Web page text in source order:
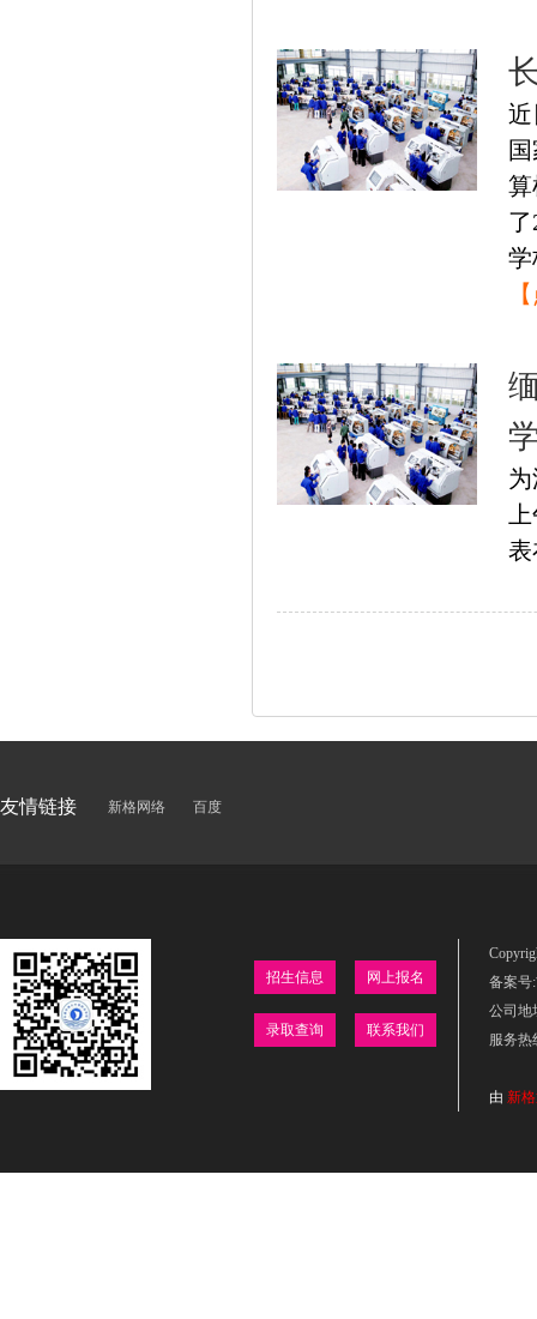
近
算
学
上
表
友情链接 新格网络 百度
备案号:
公司地
服务热
由 新
招生信息 网上报名
录取查询 联系我们